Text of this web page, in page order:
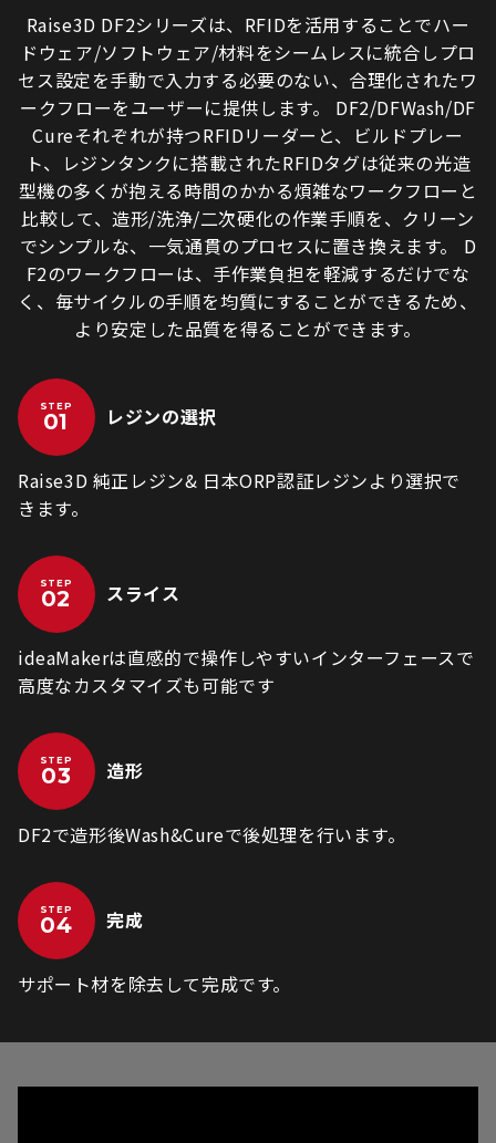
Raise3D DF2シリーズは、RFIDを活用することでハー
ドウェア/ソフトウェア/材料をシームレスに統合しプロ
セス設定を手動で入力する必要のない、合理化されたワ
ークフローをユーザーに提供します。 DF2/DFWash/DF
Cureそれぞれが持つRFIDリーダーと、ビルドプレー
ト、レジンタンクに搭載されたRFIDタグは従来の光造
型機の多くが抱える時間のかかる煩雑なワークフローと
比較して、造形/洗浄/二次硬化の作業手順を、クリーン
でシンプルな、一気通貫のプロセスに置き換えます。 D
F2のワークフローは、手作業負担を軽減するだけでな
く、毎サイクルの手順を均質にすることができるため、
より安定した品質を得ることができます。
STEP レジンの選択
Raise3D 純正レジン& 日本ORP認証レジンより選択で
きます。
STEP スライス
ideaMakerは直感的で操作しやすいインターフェースで
高度なカスタマイズも可能です
STEP 造形
DF2で造形後Wash&Cureで後処理を行います。
STEP 完成
サポート材を除去して完成です。